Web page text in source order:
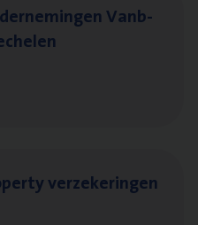
Van­b­
verzekeringen